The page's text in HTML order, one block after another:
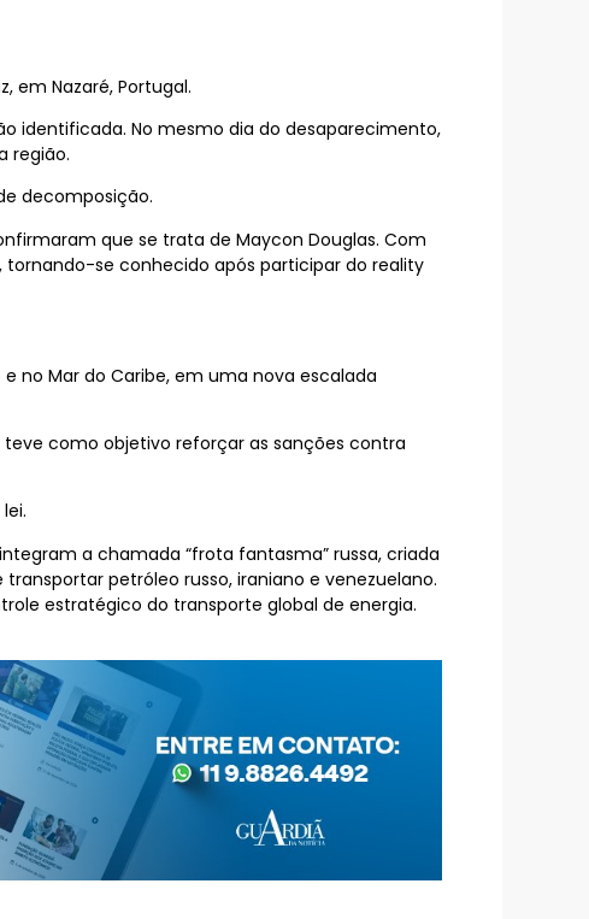
em Nazaré, Portugal.
identificada. No mesmo dia do desaparecimento,
região.
decomposição.
que se trata de Maycon Douglas. Com
tornando-se conhecido após participar do reality
no Mar do Caribe, em uma nova escalada
como objetivo reforçar as sanções contra
a chamada “frota fantasma” russa, criada
petróleo russo, iraniano e venezuelano.
estratégico do transporte global de energia.